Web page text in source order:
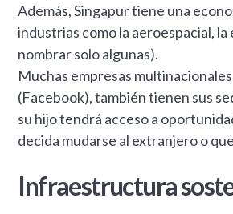
Además, Singapur tiene una
industrias como la aeroespacial,
nombrar solo algunas).
Muchas empresas
(Facebook), también tienen sus
su hijo tendrá acceso a
decida mudarse al extranjero o
Infraestructura